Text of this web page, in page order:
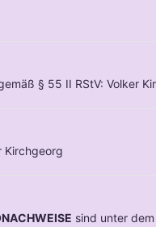
§ 55 II RStV: Volker
Kirchgeorg
sind unter